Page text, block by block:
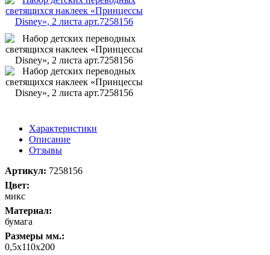
Характеристики
Описание
Отзывы
Артикул: 7258156
Цвет:
микс
Материал:
бумага
Размеры мм.:
0,5х110х200